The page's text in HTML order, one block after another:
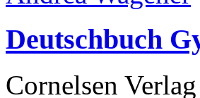
Deutschbuch
Cornelsen Verlag